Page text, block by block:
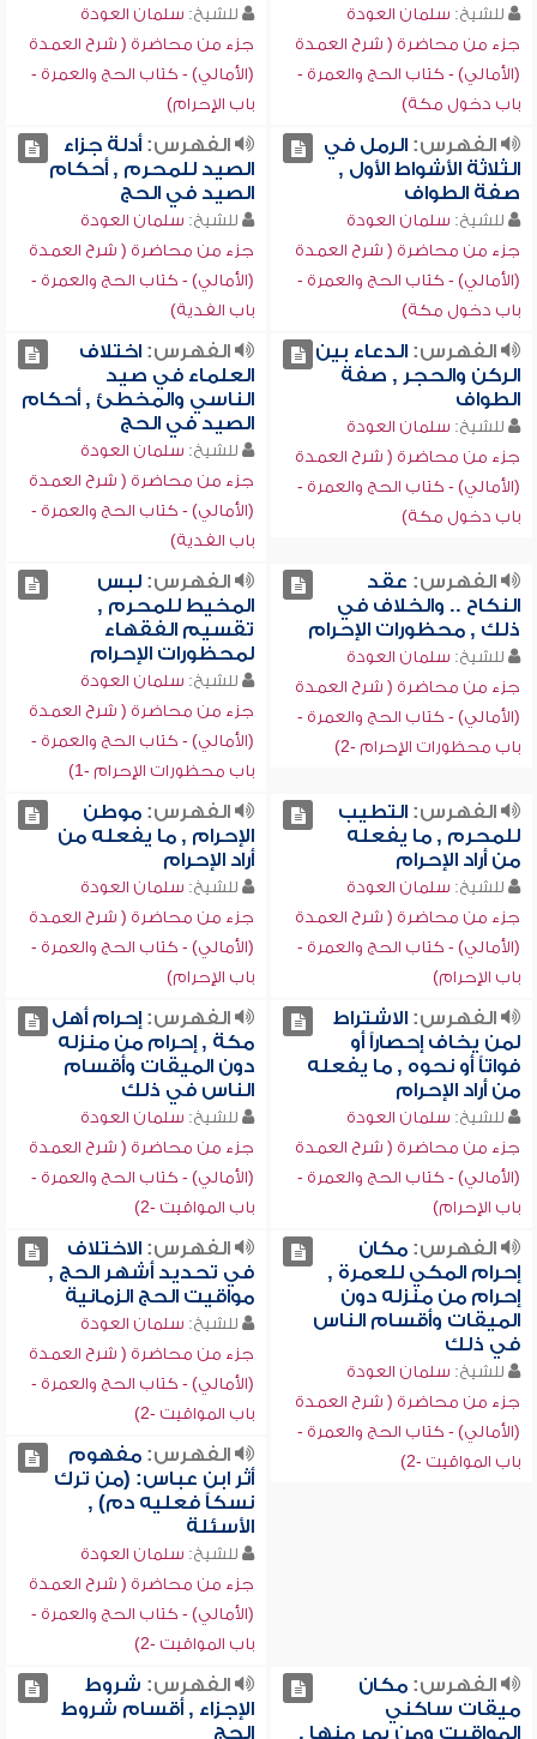
للشيخ: سلمان العودة
جزء من محاضرة ( شرح العمدة
(الأمالي) - كتاب الحج والعمرة -
باب دخول مكة)
للشيخ: سلمان العودة
جزء من محاضرة ( شرح العمدة
(الأمالي) - كتاب الحج والعمرة -
باب الإحرام)
الفهرس:الرمل في
الثلاثة الأشواط الأول ,
صفة الطواف
للشيخ: سلمان العودة
جزء من محاضرة ( شرح العمدة
(الأمالي) - كتاب الحج والعمرة -
باب دخول مكة)
الفهرس:أدلة جزاء
الصيد للمحرم , أحكام
الصيد في الحج
للشيخ: سلمان العودة
جزء من محاضرة ( شرح العمدة
(الأمالي) - كتاب الحج والعمرة -
باب الفدية)
الفهرس:الدعاء بين
الركن والحجر , صفة
الطواف
للشيخ: سلمان العودة
جزء من محاضرة ( شرح العمدة
(الأمالي) - كتاب الحج والعمرة -
باب دخول مكة)
الفهرس:اختلاف
العلماء في صيد
الناسي والمخطئ , أحكام
الصيد في الحج
للشيخ: سلمان العودة
جزء من محاضرة ( شرح العمدة
(الأمالي) - كتاب الحج والعمرة -
باب الفدية)
الفهرس: عقد
النكاح .. والخلاف في
ذلك , محظورات الإحرام
للشيخ: سلمان العودة
جزء من محاضرة ( شرح العمدة
(الأمالي) - كتاب الحج والعمرة -
باب محظورات الإحرام -2)
الفهرس:لبس
المخيط للمحرم ,
تقسيم الفقهاء
لمحظورات الإحرام
للشيخ: سلمان العودة
جزء من محاضرة ( شرح العمدة
(الأمالي) - كتاب الحج والعمرة -
باب محظورات الإحرام -1)
الفهرس:التطيب
للمحرم , ما يفعله
من أراد الإحرام
للشيخ: سلمان العودة
جزء من محاضرة ( شرح العمدة
(الأمالي) - كتاب الحج والعمرة -
باب الإحرام)
الفهرس:موطن
الإحرام , ما يفعله من
أراد الإحرام
للشيخ: سلمان العودة
جزء من محاضرة ( شرح العمدة
(الأمالي) - كتاب الحج والعمرة -
باب الإحرام)
الفهرس:الاشتراط
لمن يخاف إحصاراً أو
فواتاً أو نحوه , ما يفعله
من أراد الإحرام
للشيخ: سلمان العودة
جزء من محاضرة ( شرح العمدة
(الأمالي) - كتاب الحج والعمرة -
باب الإحرام)
الفهرس:إحرام أهل
مكة , إحرام من منزله
دون الميقات وأقسام
الناس في ذلك
للشيخ: سلمان العودة
جزء من محاضرة ( شرح العمدة
(الأمالي) - كتاب الحج والعمرة -
باب المواقيت -2)
الفهرس:مكان
إحرام المكي للعمرة ,
إحرام من منزله دون
الميقات وأقسام الناس
في ذلك
للشيخ: سلمان العودة
جزء من محاضرة ( شرح العمدة
(الأمالي) - كتاب الحج والعمرة -
باب المواقيت -2)
الفهرس:الاختلاف
في تحديد أشهر الحج ,
مواقيت الحج الزمانية
للشيخ: سلمان العودة
جزء من محاضرة ( شرح العمدة
(الأمالي) - كتاب الحج والعمرة -
باب المواقيت -2)
الفهرس:مفهوم
أثر ابن عباس: (من ترك
نسكاً فعليه دم) ,
الأسئلة
للشيخ: سلمان العودة
جزء من محاضرة ( شرح العمدة
(الأمالي) - كتاب الحج والعمرة -
باب المواقيت -2)
الفهرس:مكان
ميقات ساكني
المواقيت ومن يمر منها ,
الفهرس: شروط
الإجزاء , أقسام شروط
الحج